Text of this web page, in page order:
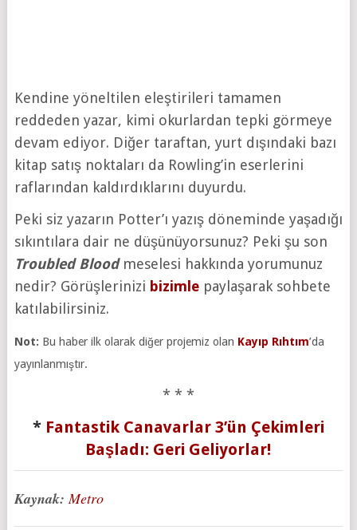
Kendine yöneltilen eleştirileri tamamen
reddeden yazar, kimi okurlardan tepki görmeye
devam ediyor. Diğer taraftan, yurt dışındaki bazı
kitap satış noktaları da Rowling’in eserlerini
raflarından kaldırdıklarını duyurdu.
Peki siz yazarın Potter’ı yazış döneminde yaşadığı
sıkıntılara dair ne düşünüyorsunuz? Peki şu son
Troubled Bloodmeselesi hakkında yorumunuz
nedir? Görüşlerinizi bizimlepaylaşarak sohbete
katılabilirsiniz.
Not: Bu haber ilk olarak diğer projemiz olan Kayıp Rıhtım’da
yayınlanmıştır.
* * *
* Fantastik Canavarlar 3’ün Çekimleri
Başladı: Geri Geliyorlar!
Kaynak: Metro